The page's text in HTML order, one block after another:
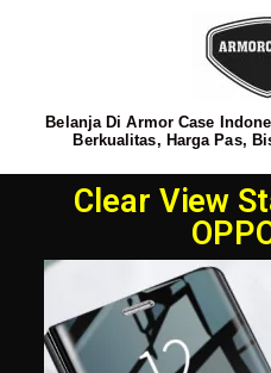
Belanja Di Armor Case
Berkualitas, Harga Pas,
Clear View